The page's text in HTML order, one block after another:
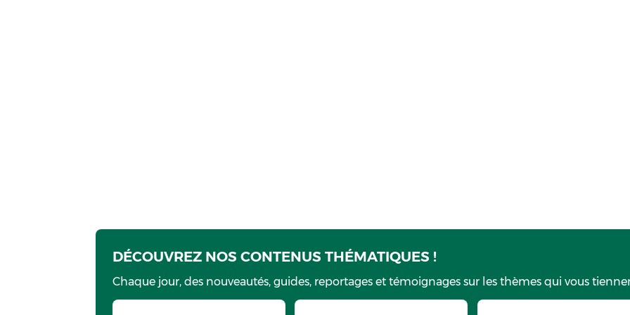
DÉCOUVREZ NOS CONTENUS THÉMATIQUES !
Chaque jour, des nouveautés, guides, reportages et témoignages sur les thèmes qui vous